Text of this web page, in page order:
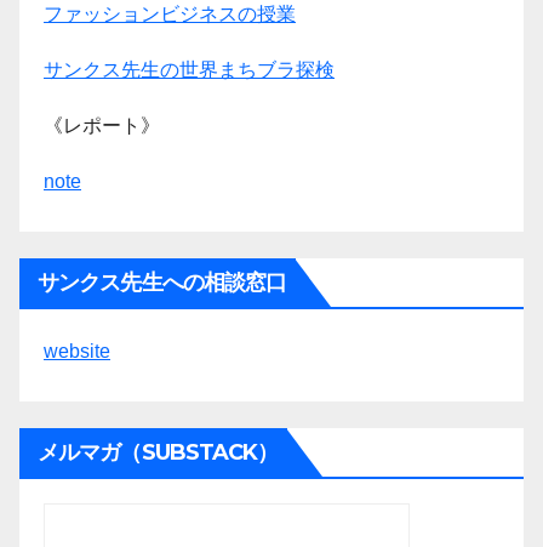
ファッションビジネスの授業
サンクス先生の世界まちブラ探検
《レポート》
note
サンクス先生への相談窓口
website
メルマガ（SUBSTACK）